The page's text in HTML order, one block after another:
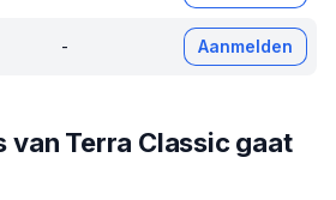
- Aanmelden
van Terra Classic gaat